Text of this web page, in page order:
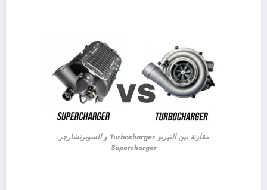
مقارنة بين التيربو Turbocharger و السوبرتشارجر
Supercharger